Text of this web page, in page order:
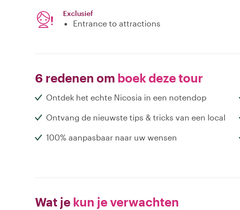
Exclusief
Entrance to attractions
6 redenen om boek deze tour
Ontdek het echte Nicosia in een notendop
Ontvang de nieuwste tips & tricks van een local
100% aanpasbaar naar uw wensen
Wat je kun je verwachten